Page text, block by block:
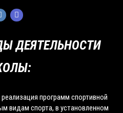
ДЕЯТЕЛЬНОСТИ
программ спортивной
видам спорта, в установленном